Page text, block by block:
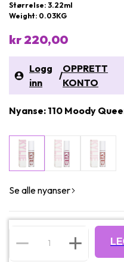
Størrelse: 3.22ml
Weight: 0.03KG
kr 220,00
Logg
inn
/
OPPRETT
KONTO
Nyanse: 110 Moody
Se alle nyanser